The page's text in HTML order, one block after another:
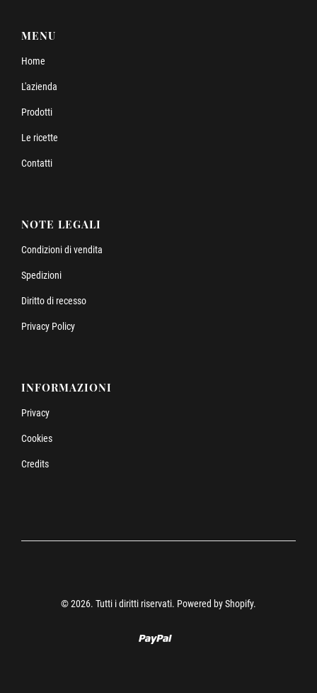
MENU
Home
L'azienda
Prodotti
Le ricette
Contatti
NOTE LEGALI
Condizioni di vendita
Spedizioni
Diritto di recesso
Privacy Policy
INFORMAZIONI
Privacy
Cookies
Credits
© 2026. Tutti i diritti riservati. Powered by Shopify.